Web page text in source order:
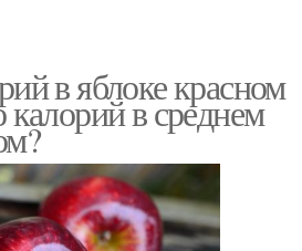
в яблоке красном
в среднем